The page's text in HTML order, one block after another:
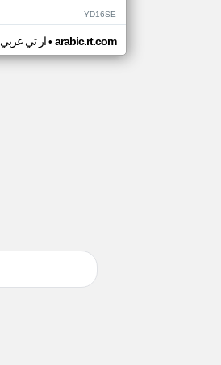
YD16SE
ار تي عربي• arabic.rt.com